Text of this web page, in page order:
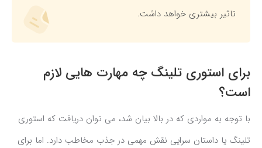
تاثیر بیشتری خواهد داشت.
برای استوری تلینگ چه مهارت هایی لازم
است؟
با توجه به مواردی که در بالا بیان شد، می توان دریافت که استوری
تلینگ یا داستان سرایی نقش مهمی در جذب مخاطب دارد. اما برای